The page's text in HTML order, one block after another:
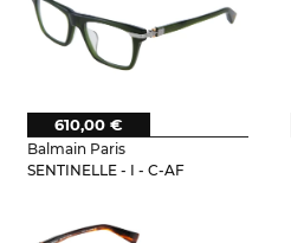
Balmain Paris
SENTINELLE - I - C-AF
610,00 €